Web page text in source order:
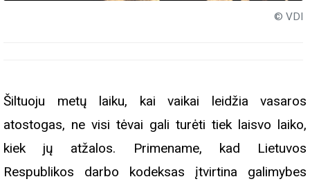
© VDI
Šiltuoju metų laiku, kai vaikai leidžia vasaros
atostogas, ne visi tėvai gali turėti tiek laisvo laiko,
kiek jų atžalos. Primename, kad Lietuvos
Respublikos darbo kodeksas įtvirtina galimybes